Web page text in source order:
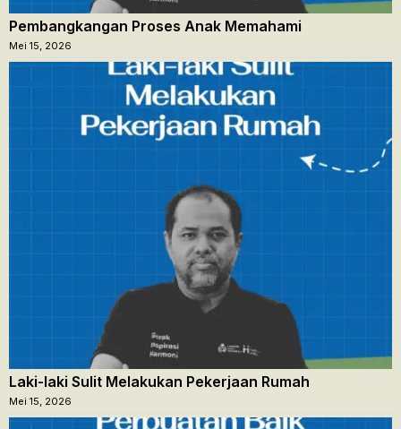
Pembangkangan Proses Anak Memahami
Mei 15, 2026
Laki-laki Sulit Melakukan Pekerjaan Rumah
Mei 15, 2026